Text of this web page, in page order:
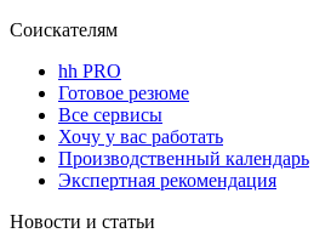
Соискателям
hh PRO
Готовое резюме
Все сервисы
Хочу у вас работать
Производственный календарь
Экспертная рекомендация
Новости и статьи